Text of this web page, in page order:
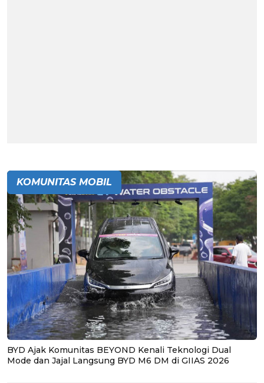
KOMUNITAS MOBIL
BYD Ajak Komunitas BEYOND Kenali Teknologi Dual
Mode dan Jajal Langsung BYD M6 DM di GIIAS 2026